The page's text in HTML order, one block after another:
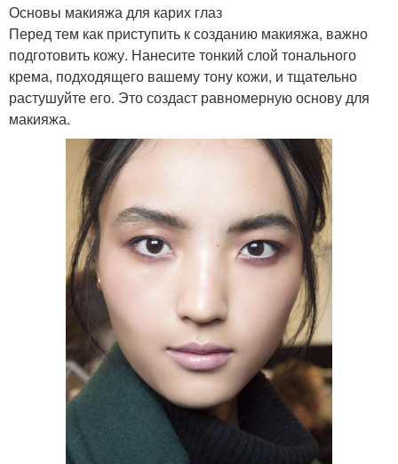
Основы макияжа для карих глаз
Перед тем как приступить к созданию макияжа, важно
подготовить кожу. Нанесите тонкий слой тонального
крема, подходящего вашему тону кожи, и тщательно
растушуйте его. Это создаст равномерную основу для
макияжа.